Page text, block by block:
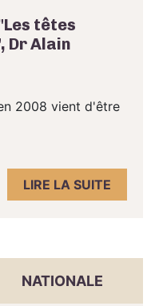
têtes
Dr Alain
2008 vient d'être
LIRE LA SUITE
NATIONALE